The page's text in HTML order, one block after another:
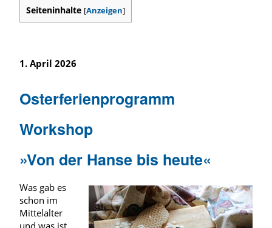
Seiteninhalte [Anzeigen]
1. April 2026
Osterferienprogramm
Workshop
»Von der Hanse bis heute«
Was gab es
schon im
Mittelalter